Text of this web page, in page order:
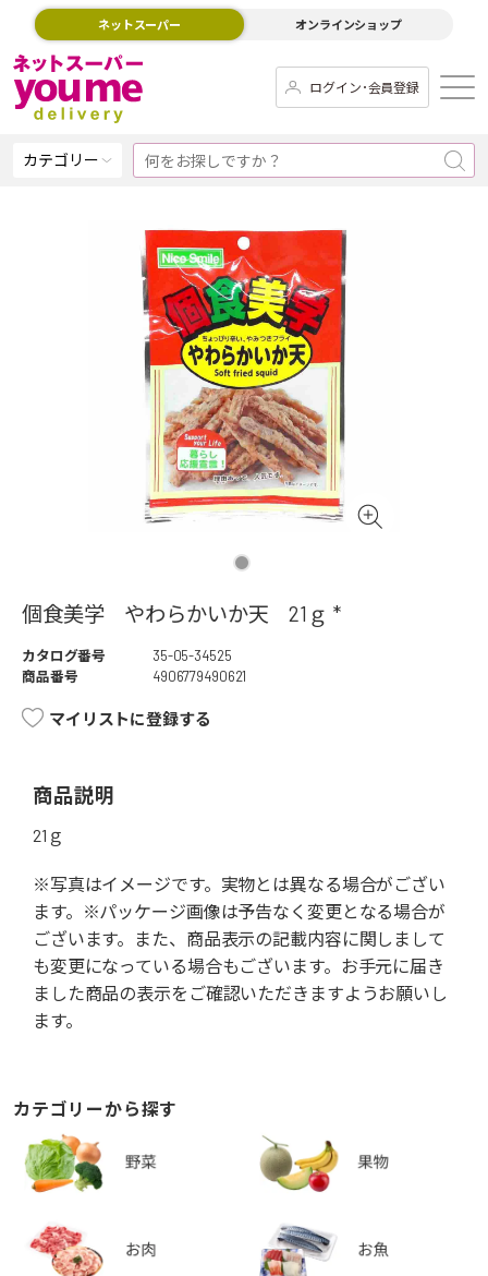
ネットスーパー オンラインショップ
ログイン･会員登録
カテゴリー
個食美学 やわらかいか天 21ｇ *
カタログ番号
35-05-34525
商品番号
4906779490621
マイリストに登録する
商品説明
21ｇ
※写真はイメージです。実物とは異なる場合がござい
ます。※パッケージ画像は予告なく変更となる場合が
ございます。また、商品表示の記載内容に関しまして
も変更になっている場合もございます。お手元に届き
ました商品の表示をご確認いただきますようお願いし
ます。
カテゴリーから探す